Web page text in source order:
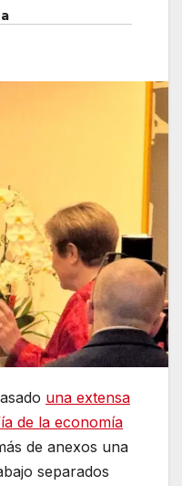
una extensa
de la economía
de anexos una
separados